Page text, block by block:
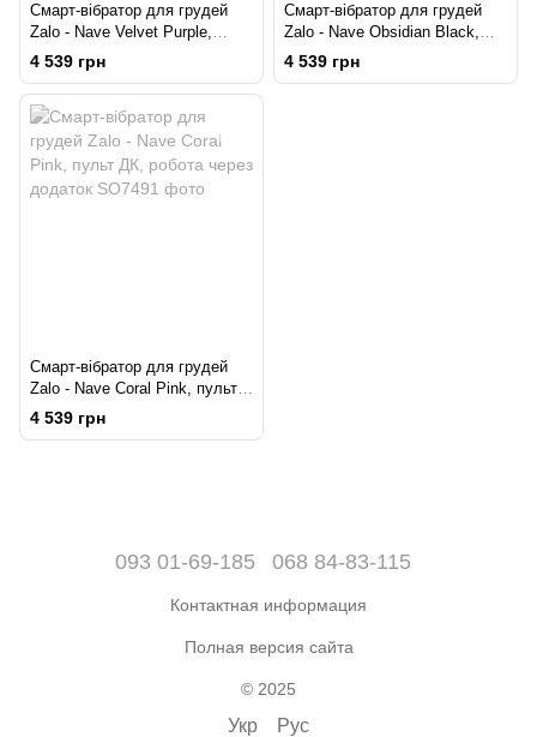
Смарт-вібратор для грудей
Zalo - Nave Velvet Purple,
пульт ДК, робота через
додаток
4 539 грн
Смарт-вібратор для грудей
Zalo - Nave Obsidian Black,
пульт ДК, робота через
додаток
4 539 грн
Смарт-вібратор для грудей
Zalo - Nave Coral Pink, пульт
ДК, робота через додаток
4 539 грн
093 01-69-185 068 84-83-115
Контактная информация
Полная версия сайта
© 2025
Укр Рус